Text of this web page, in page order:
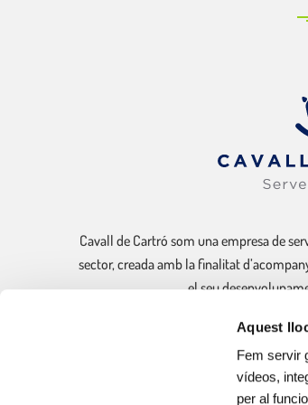
Aquest
Fem servir
vídeos,
per al
Cavall de Cartró som una empresa de
sector, creada amb la finalitat
el seu
Sóm experts en la gestió de llars